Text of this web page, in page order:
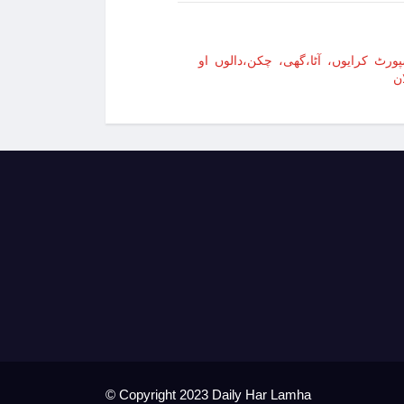
ہوگئی، 700 افراد زخمی
کرایوں، آٹا،گھی، چکن،دالوں او
© Copyright 2023 Daily Har Lamha